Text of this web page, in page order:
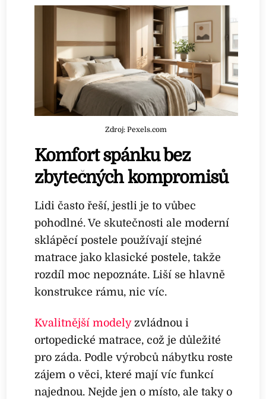
Zdroj: Pexels.com
Komfort spánku bez
zbytečných kompromisů
Lidi často řeší, jestli je to vůbec
pohodlné. Ve skutečnosti ale moderní
sklápěcí postele používají stejné
matrace jako klasické postele, takže
rozdíl moc nepoznáte. Liší se hlavně
konstrukce rámu, nic víc.
Kvalitnější modelyzvládnou i
ortopedické matrace, což je důležité
pro záda. Podle výrobců nábytku roste
zájem o věci, které mají víc funkcí
najednou. Nejde jen o místo, ale taky o